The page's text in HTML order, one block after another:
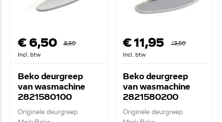
€ 6,50
8,50
Incl. btw
Beko deurgreep
van wasmachine
2821580100
Originele deurgreep
€ 11,95
13,50
Incl. btw
Beko deurgreep
van wasmachine
2821580200
Originele deurgreep